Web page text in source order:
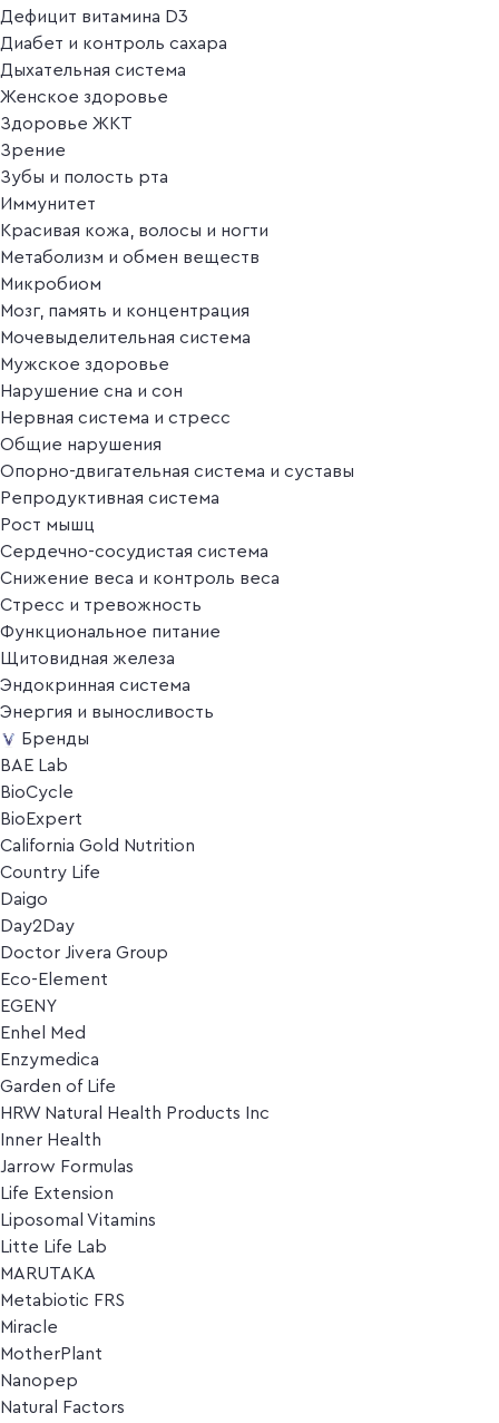
Дефицит витамина D3
Диабет и контроль сахара
Дыхательная система
Женское здоровье
Здоровье ЖКТ
Зрение
Зубы и полость рта
Иммунитет
Красивая кожа, волосы и ногти
Метаболизм и обмен веществ
Микробиом
Мозг, память и концентрация
Мочевыделительная система
Мужское здоровье
Нарушение сна и сон
Нервная система и стресс
Общие нарушения
Опорно-двигательная система и суставы
Репродуктивная система
Рост мышц
Сердечно-сосудистая система
Снижение веса и контроль веса
Стресс и тревожность
Функциональное питание
Щитовидная железа
Эндокринная система
Энергия и выносливость
Бренды
BAE Lab
BioCycle
BioExpert
California Gold Nutrition
Country Life
Daigo
Day2Day
Doctor Jivera Group
Eco-Element
EGENY
Enhel Med
Enzymedica
Garden of Life
HRW Natural Health Products Inc
Inner Health
Jarrow Formulas
Life Extension
Liposomal Vitamins
Litte Life Lab
MARUTAKA
Metabiotic FRS
Miracle
MotherPlant
Nanopep
Natural Factors